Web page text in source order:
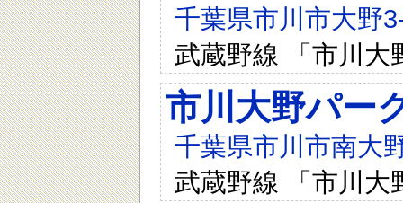
千葉県市川市大野
武蔵野線 「市川大
市川大野パー
千葉県市川市南大
武蔵野線 「市川大